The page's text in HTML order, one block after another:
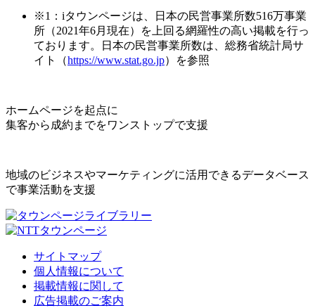
※1：iタウンページは、日本の民営事業所数516万事業
所（2021年6月現在）を上回る網羅性の高い掲載を行っ
ております。日本の民営事業所数は、総務省統計局サ
イト（https://www.stat.go.jp）を参照
ホームページを起点に
集客から成約までをワンストップで支援
地域のビジネスやマーケティングに活用できるデータベース
で事業活動を支援
サイトマップ
個人情報について
掲載情報に関して
広告掲載のご案内